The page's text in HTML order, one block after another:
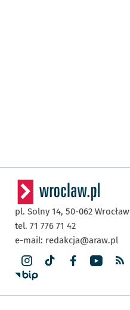
pl. Solny 14, 50-062 Wrocław
tel. 71 776 71 42
e-mail: redakcja@araw.pl